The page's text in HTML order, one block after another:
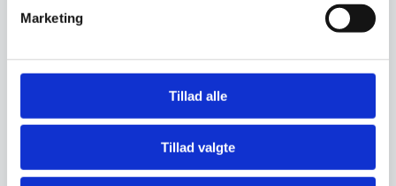
Marketing
Tillad alle
Tillad valgte
Relaterede varer